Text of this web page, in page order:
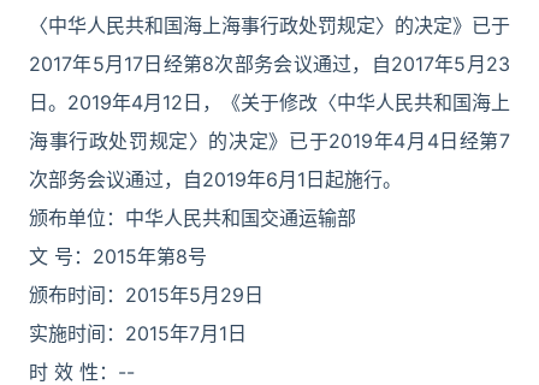
〈中华人民共和国海上海事行政处罚规定〉的决定》已于
2017年5月17日经第8次部务会议通过，自2017年5月23
日。2019年4月12日，《关于修改〈中华人民共和国海上
海事行政处罚规定〉的决定》已于2019年4月4日经第7
次部务会议通过，自2019年6月1日起施行。
颁布单位：中华人民共和国交通运输部
文 号：2015年第8号
颁布时间：2015年5月29日
实施时间：2015年7月1日
时 效 性：--